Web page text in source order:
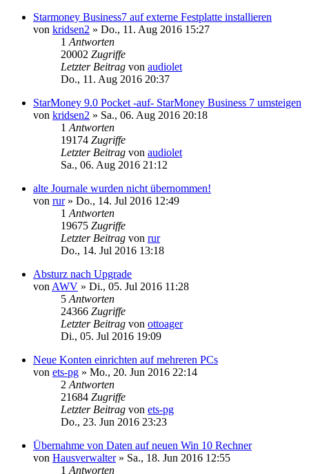
Starmoney Business7 auf externe Festplatte installieren
von kridsen2 » Do., 11. Aug 2016 15:27
1 Antworten
20002 Zugriffe
Letzter Beitrag von audiolet
Do., 11. Aug 2016 20:37
StarMoney 9.0 Pocket -auf- StarMoney Business 7 umsteigen
von kridsen2 » Sa., 06. Aug 2016 20:18
1 Antworten
19174 Zugriffe
Letzter Beitrag von audiolet
Sa., 06. Aug 2016 21:12
alte Journale wurden nicht übernommen!
von rur» Do., 14. Jul 2016 12:49
1 Antworten
19675 Zugriffe
Letzter Beitrag von rur
Do., 14. Jul 2016 13:18
Absturz nach Upgrade
von AWV » Di., 05. Jul 2016 11:28
5 Antworten
24366 Zugriffe
Letzter Beitrag von ottoager
Di., 05. Jul 2016 19:09
Neue Konten einrichten auf mehreren PCs
von ets-pg » Mo., 20. Jun 2016 22:14
2 Antworten
21684 Zugriffe
Letzter Beitrag von ets-pg
Do., 23. Jun 2016 23:23
Übernahme von Daten auf neuen Win 10 Rechner
von Hausverwalter» Sa., 18. Jun 2016 12:55
1 Antworten